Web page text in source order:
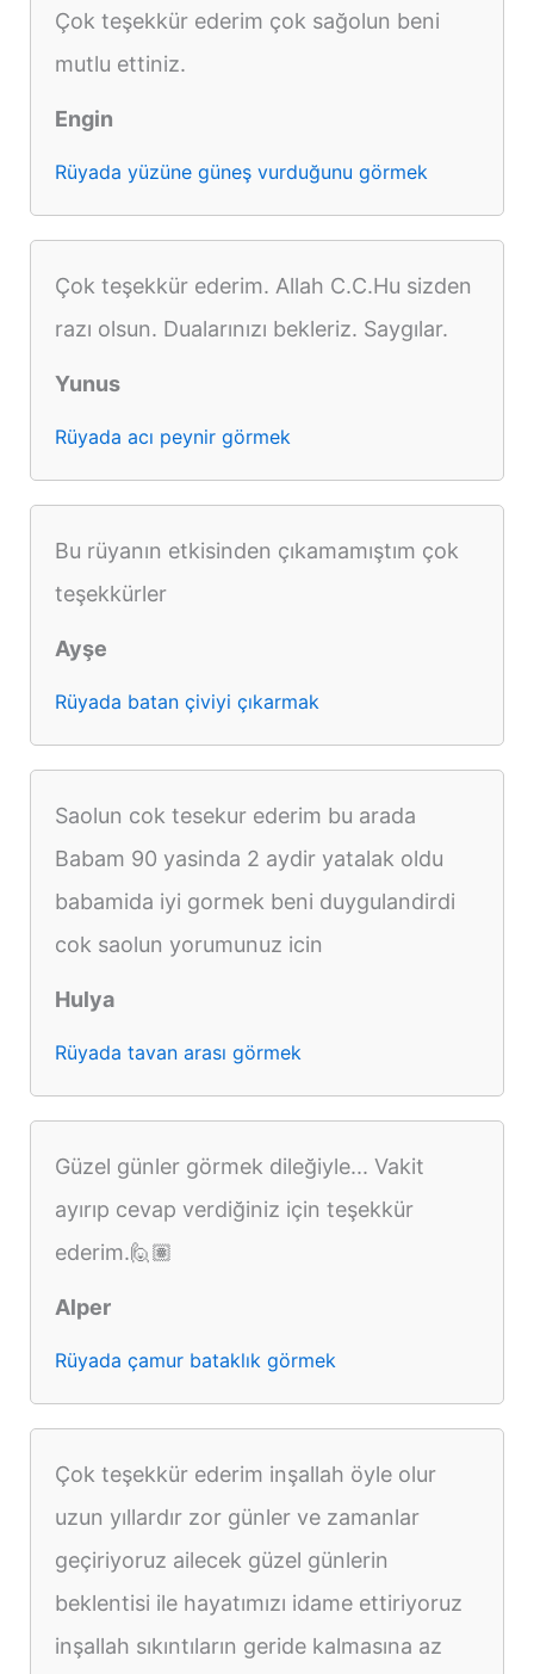
Çok teşekkür ederim çok sağolun beni
mutlu ettiniz.
Engin
Rüyada yüzüne güneş vurduğunu görmek
Çok teşekkür ederim. Allah C.C.Hu sizden
razı olsun. Dualarınızı bekleriz. Saygılar.
Yunus
Rüyada acı peynir görmek
Bu rüyanın etkisinden çıkamamıştım çok
teşekkürler
Ayşe
Rüyada batan çiviyi çıkarmak
Saolun cok tesekur ederim bu arada
Babam 90 yasinda 2 aydir yatalak oldu
babamida iyi gormek beni duygulandirdi
cok saolun yorumunuz icin
Hulya
Rüyada tavan arası görmek
Güzel günler görmek dileğiyle... Vakit
ayırıp cevap verdiğiniz için teşekkür
ederim.🙋🏽
Alper
Rüyada çamur bataklık görmek
Çok teşekkür ederim inşallah öyle olur
uzun yıllardır zor günler ve zamanlar
geçiriyoruz ailecek güzel günlerin
beklentisi ile hayatımızı idame ettiriyoruz
inşallah sıkıntıların geride kalmasına az